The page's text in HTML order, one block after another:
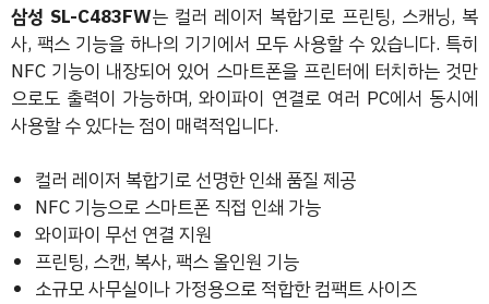
삼성 SL-C483FW는 컬러 레이저 복합기로 프린팅, 스캐닝, 복
사, 팩스 기능을 하나의 기기에서 모두 사용할 수 있습니다. 특히
NFC 기능이 내장되어 있어 스마트폰을 프린터에 터치하는 것만
으로도 출력이 가능하며, 와이파이 연결로 여러 PC에서 동시에
사용할 수 있다는 점이 매력적입니다.
컬러 레이저 복합기로 선명한 인쇄 품질 제공
NFC 기능으로 스마트폰 직접 인쇄 가능
와이파이 무선 연결 지원
프린팅, 스캔, 복사, 팩스 올인원 기능
소규모 사무실이나 가정용으로 적합한 컴팩트 사이즈